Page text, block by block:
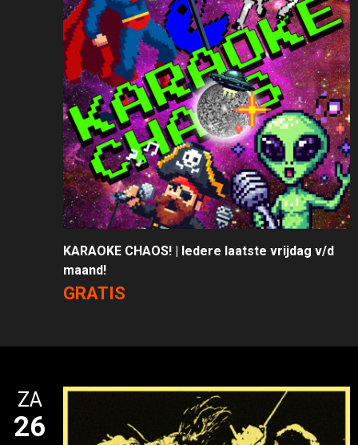
KARAOKE CHAOS! | Iedere laatste vrijdag v/d
maand!
GRATIS
ZA
26